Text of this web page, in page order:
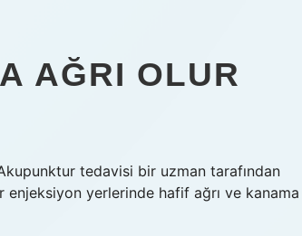
AĞRI OLUR
tedavisi bir uzman tarafından
enjeksiyon yerlerinde hafif ağrı ve kanama